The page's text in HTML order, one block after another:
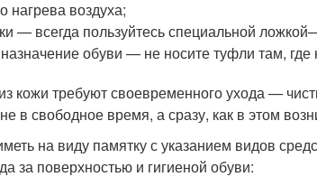
нагрева воздуха;
— всегда пользуйтесь специальной
обуви — не носите туфли там, где
кожи требуют своевременного ухода —
в свободное время, а сразу, как в этом
на виду памятку с указанием видов
за поверхностью и гигиеной обуви: